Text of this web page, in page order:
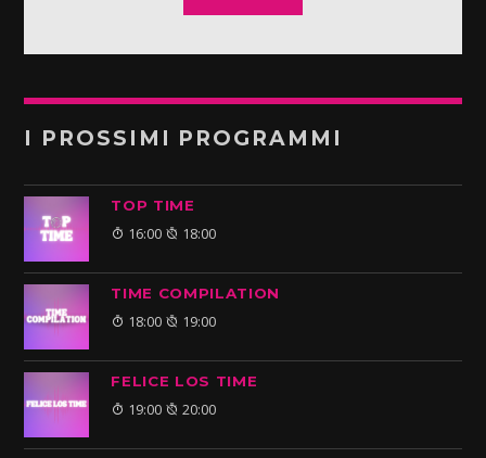
I PROSSIMI PROGRAMMI
TOP TIME
16:00 18:00
TIME COMPILATION
18:00 19:00
FELICE LOS TIME
19:00 20:00